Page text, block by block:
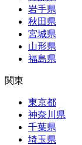
岩手県
秋田県
宮城県
山形県
福島県
関東
東京都
神奈川県
千葉県
埼玉県